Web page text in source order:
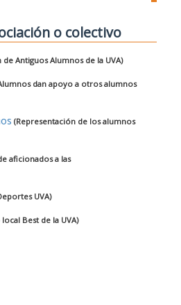
o colectivo
de Antiguos Alumnos de la UVA)
dan apoyo a otros alumnos
(Representación de los alumnos
aficionados a las
UVA)
Best de la UVA)